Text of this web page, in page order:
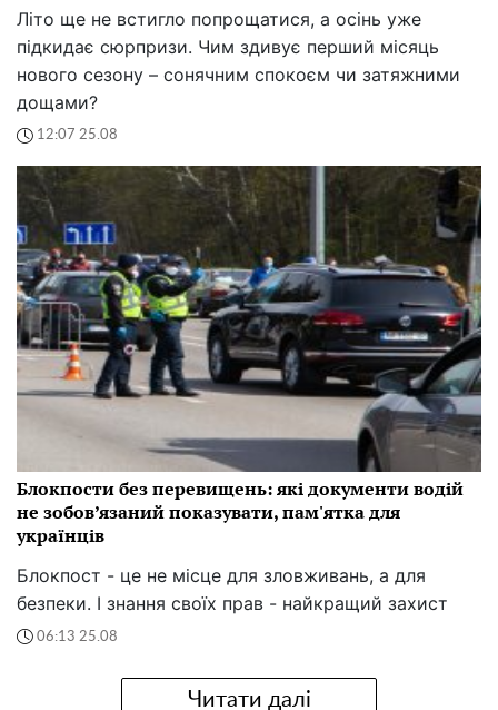
Літо ще не встигло попрощатися, а осінь уже
підкидає сюрпризи. Чим здивує перший місяць
нового сезону – сонячним спокоєм чи затяжними
дощами?
12:07 25.08
Блокпости без перевищень: які документи водій
не зобов’язаний показувати, пам'ятка для
українців
Блокпост - це не місце для зловживань, а для
безпеки. І знання своїх прав - найкращий захист
06:13 25.08
Читати далі